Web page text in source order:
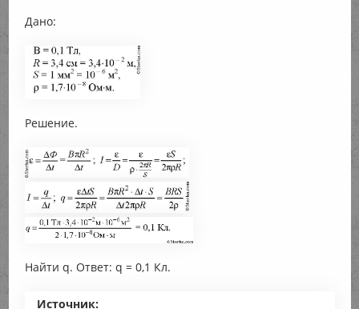
Дано:
Решение.
Найти q. Ответ: q = 0,1 Кл.
Источник: